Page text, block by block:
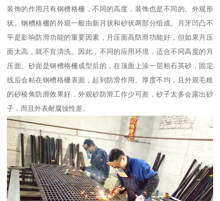
装饰的作用只有钢槽格栅，不同的高度，装饰也是不同的。外观形
状。钢槽格栅的外观一般由新月状和砂状两部分组成。月牙凹凸不
平是影响防滑功能的重要因素，月压面高防滑功能好，但如果月压
面太高，就不宜清洗。因此，不同的应用环境，适合不同高度的月
压面。砂面是钢槽格栅成型后的，在顶面上涂一层粗石英砂，固定
线后会粘在钢槽格栅表面，起到防滑作用。厚度不均，且外观毛糙
的砂棱角防滑效果好，外观砂防滑工作少可差，砂子太多会露出砂
子，而且外表耐腐蚀性差。